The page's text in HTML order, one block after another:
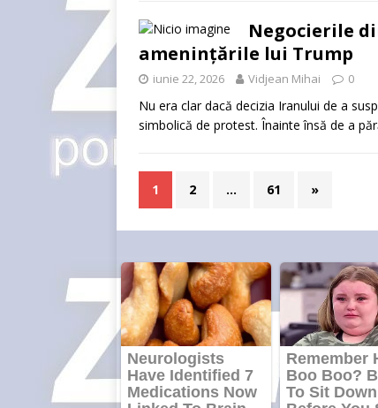
Negocierile
amenințările lui Trump
iunie 22, 2026 Vidjean Mihai 0
Nu era clar dacă decizia Iranului de a
simbolică de protest. Înainte însă de a
1 2 … 61 »